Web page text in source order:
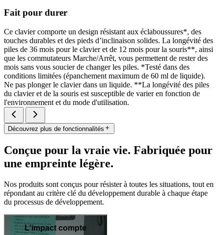
Fait pour durer
Ce clavier comporte un design résistant aux éclaboussures*, des
touches durables et des pieds d’inclinaison solides. La longévité des
piles de 36 mois pour le clavier et de 12 mois pour la souris**, ainsi
que les commutateurs Marche/Arrêt, vous permettent de rester des
mois sans vous soucier de changer les piles. *Testé dans des
conditions limitées (épanchement maximum de 60 ml de liquide).
Ne pas plonger le clavier dans un liquide. **La longévité des piles
du clavier et de la souris est susceptible de varier en fonction de
l'environnement et du mode d'utilisation.
Découvrez plus de fonctionnalités
Conçue pour la vraie vie. Fabriquée pour
une empreinte légère.
Nos produits sont conçus pour résister à toutes les situations, tout en
répondant au critère clé du développement durable à chaque étape
du processus de développement.
L'impact compte